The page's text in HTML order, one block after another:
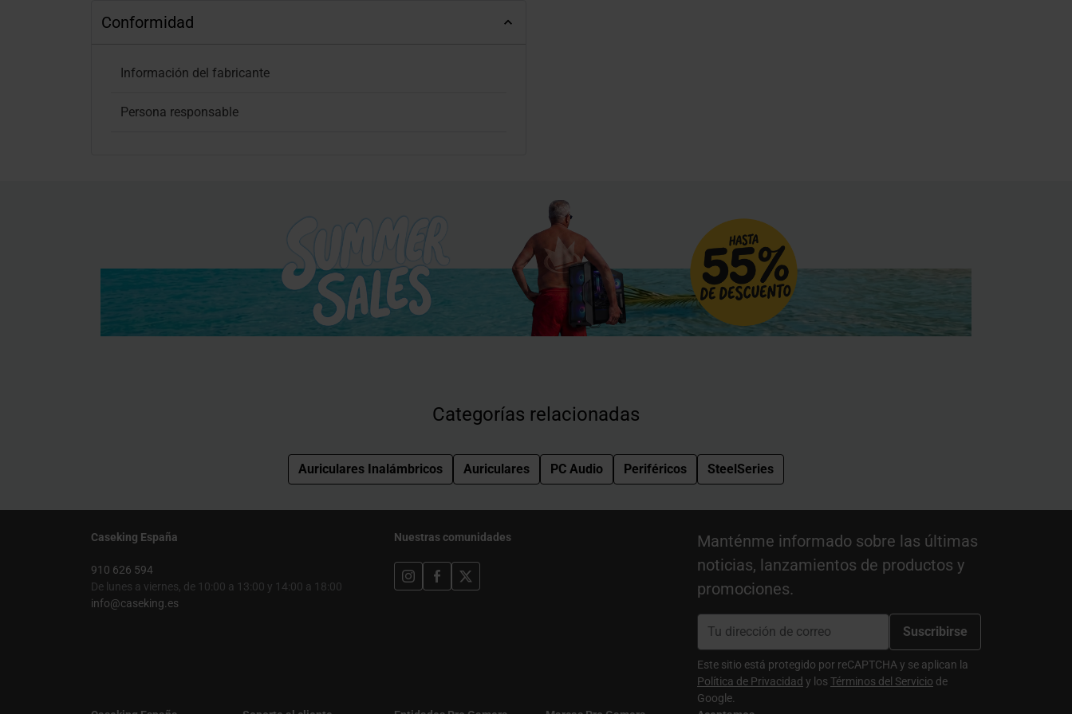
Conformidad
Información del fabricante
Persona responsable
Categorías relacionadas
Auriculares Inalámbricos Auriculares PC Audio Periféricos SteelSeries
Caseking España
910 626 594
De lunes a viernes, de 10:00 a 13:00 y 14:00 a 18:00
info@caseking.es
Nuestras comunidades
Manténme informado sobre las últimas
noticias, lanzamientos de productos y
promociones.
Suscribirse
Este sitio está protegido por reCAPTCHA y se aplican la
Política de Privacidad y losTérminos del Servicio de
Google.